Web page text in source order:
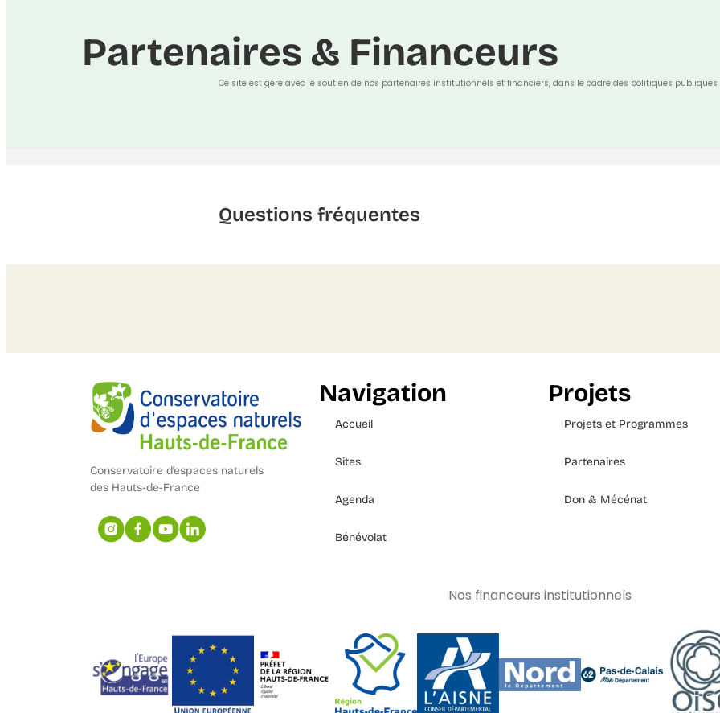
Partenaires & Financeurs
Ce site est géré avec le soutien de nos partenaires institutionnels et financiers, dans le cadre des politiques
Questions fréquentes
Conservatoire d’espaces naturels
des Hauts-de-France
Navigation
Accueil
Sites
Agenda
Bénévolat
Projets
Projets et Programmes
Partenaires
Don & Mécénat
Nos financeurs institutionnels